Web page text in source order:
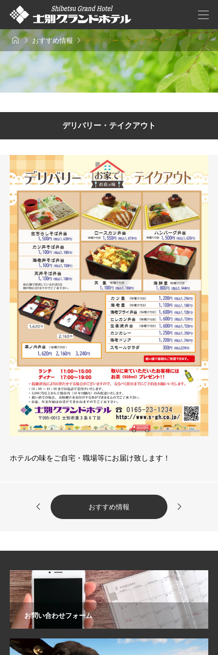
おすすめ情報 デリバリー・テイクアウト
デリバリー・テイクアウト
ホテルの味をご自宅・職場等にお届け致します！
 おすすめ情報 
お問い合わせフォーム